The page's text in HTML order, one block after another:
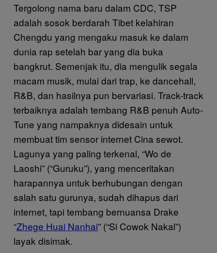
Tergolong nama baru dalam CDC, TSP
adalah sosok berdarah Tibet kelahiran
Chengdu yang mengaku masuk ke dalam
dunia rap setelah bar yang dia buka
bangkrut. Semenjak itu, dia mengulik segala
macam musik, mulai dari trap, ke dancehall,
R&B, dan hasilnya pun bervariasi. Track-track
terbaiknya adalah tembang R&B penuh Auto-
Tune yang nampaknya didesain untuk
membuat tim sensor internet Cina sewot.
Lagunya yang paling terkenal, “Wo de
Laoshi” (“Guruku”), yang menceritakan
harapannya untuk berhubungan dengan
salah satu gurunya, sudah dihapus dari
internet, tapi tembang bernuansa Drake
“Zhege Huai Nanhai” (“Si Cowok Nakal”)
layak disimak.